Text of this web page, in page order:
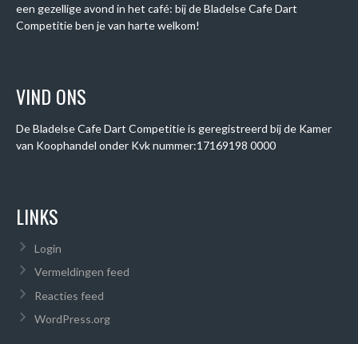
een gezellige avond in het café: bij de Bladelse Cafe Dart
Competitie ben je van harte welkom!
VIND ONS
De Bladelse Cafe Dart Competitie is geregistreerd bij de Kamer
van Koophandel onder Kvk nummer:17169198 0000
LINKS
Login
Vermeldingen feed
Reacties feed
WordPress.org